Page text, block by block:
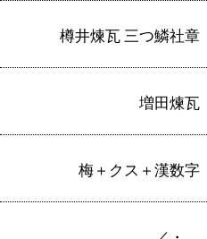
樽井煉瓦 三つ鱗社章
増田煉瓦
梅＋クス＋漢数字